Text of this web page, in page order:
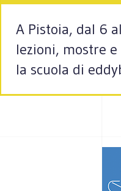
A Pistoia, dal 6
lezioni, mostre
la scuola di